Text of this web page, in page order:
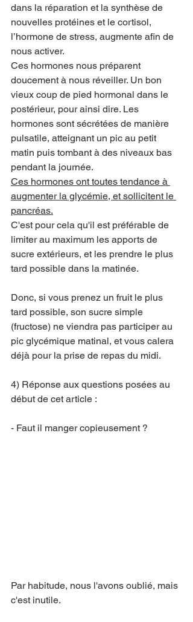
dans la réparation et la synthèse de
nouvelles protéines et le cortisol,
l’hormone de stress, augmente afin de
nous activer.
Ces hormones nous préparent
doucement à nous réveiller. Un bon
vieux coup de pied hormonal dans le
postérieur, pour ainsi dire. Les
hormones sont sécrétées de manière
pulsatile, atteignant un pic au petit
matin puis tombant à des niveaux bas
pendant la journée.
Ces hormones ont toutes tendance à
augmenter la glycémie, et sollicitent le
pancréas.
C'est pour cela qu'il est préférable de
limiter au maximum les apports de
sucre extérieurs, et les prendre le plus
tard possible dans la matinée.
Donc, si vous prenez un fruit le plus
tard possible, son sucre simple
(fructose) ne viendra pas participer au
pic glycémique matinal, et vous calera
déjà pour la prise de repas du midi.
4) Réponse aux questions posées au
début de cet article :
- Faut il manger copieusement ?
Par habitude, nous l'avons oublié, mais
c'est inutile.